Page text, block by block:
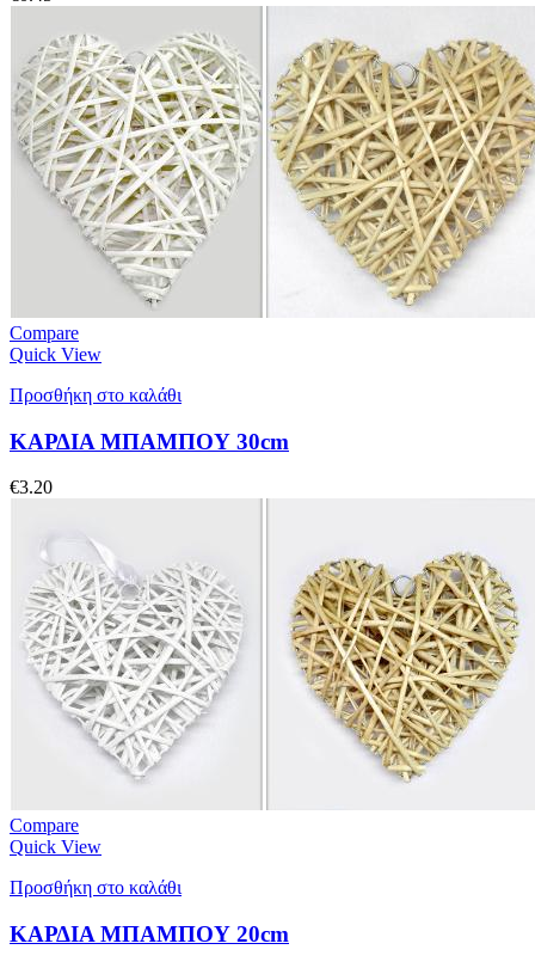
Compare
Quick View
Προσθήκη στο καλάθι
ΚΑΡΔΙΑ ΜΠΑΜΠΟΥ 30cm
€3.20
Compare
Quick View
Προσθήκη στο καλάθι
ΚΑΡΔΙΑ ΜΠΑΜΠΟΥ 20cm